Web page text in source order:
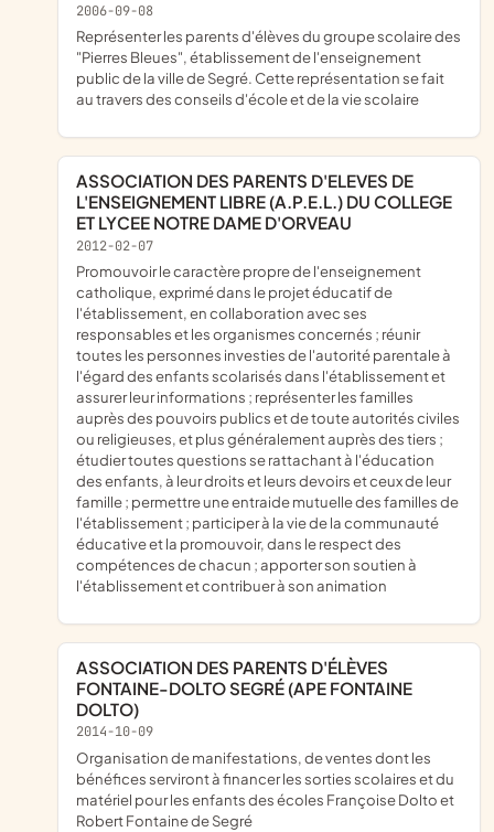
2006-09-08
représenter les parents d'élèves du groupe scolaire des
"Pierres Bleues", établissement de l'enseignement
public de la ville de Segré. Cette représentation se fait
au travers des conseils d'école et de la vie scolaire
ASSOCIATION DES PARENTS D'ELEVES DE
L'ENSEIGNEMENT LIBRE (A.P.E.L.) DU COLLEGE
ET LYCEE NOTRE DAME D'ORVEAU
2012-02-07
promouvoir le caractère propre de l'enseignement
catholique, exprimé dans le projet éducatif de
l'établissement, en collaboration avec ses
responsables et les organismes concernés ; réunir
toutes les personnes investies de l'autorité parentale à
l'égard des enfants scolarisés dans l'établissement et
assurer leur informations ; représenter les familles
auprès des pouvoirs publics et de toute autorités civiles
ou religieuses, et plus généralement auprès des tiers ;
étudier toutes questions se rattachant à l'éducation
des enfants, à leur droits et leurs devoirs et ceux de leur
famille ; permettre une entraide mutuelle des familles de
l'établissement ; participer à la vie de la communauté
éducative et la promouvoir, dans le respect des
compétences de chacun ; apporter son soutien à
l'établissement et contribuer à son animation
ASSOCIATION DES PARENTS D'ÉLÈVES
FONTAINE-DOLTO SEGRÉ (APE FONTAINE
DOLTO)
2014-10-09
organisation de manifestations, de ventes dont les
bénéfices serviront à financer les sorties scolaires et du
matériel pour les enfants des écoles Françoise Dolto et
Robert Fontaine de Segré